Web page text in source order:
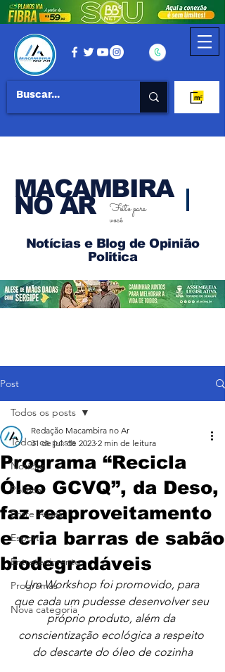
MACAMBIRA
NO AR
Feito para
você
Notícias e Blog de Opinião
Politica
Post
Todos os posts
Notícias
Política
Entre Aspas
Esporte
Entretenimento
Programas
Nova categoria
Todos os posts
Programa “Recicla
Óleo GCVQ”, da Deso,
faz reaproveitamento
e cria barras de sabão
biodegradáveis
Redação Macambira no Ar
31 de jul. de 2023 2 min de leitura
Um Workshop foi promovido, para
que cada um pudesse desenvolver seu
próprio produto, além da
conscientização ecológica a respeito
do descarte do óleo de cozinha